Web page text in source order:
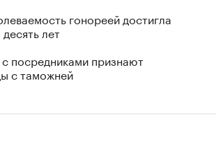
гонореей достигла
лет
посредниками признают
с таможней